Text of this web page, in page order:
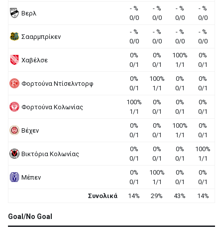
Βερλ
- %
0/0
- %
0/0
- %
0/0
- %
0/0
Σααρμπρίκεν
- %
0/0
- %
0/0
- %
0/0
- %
0/0
Χαβέλσε
0%
0/1
0%
0/1
100%
1/1
0%
0/1
Φορτούνα Ντίσελντορφ
0%
0/1
100%
1/1
0%
0/1
0%
0/1
Φορτούνα Κολωνίας
100%
1/1
0%
0/1
0%
0/1
0%
0/1
Βέχεν
0%
0/1
0%
0/1
100%
1/1
0%
0/1
Βικτόρια Κολωνίας
0%
0/1
0%
0/1
0%
0/1
100%
1/1
Μέπεν
0%
0/1
100%
1/1
0%
0/1
0%
0/1
Συνολικά
14% 29% 43% 14%
Goal/No Goal